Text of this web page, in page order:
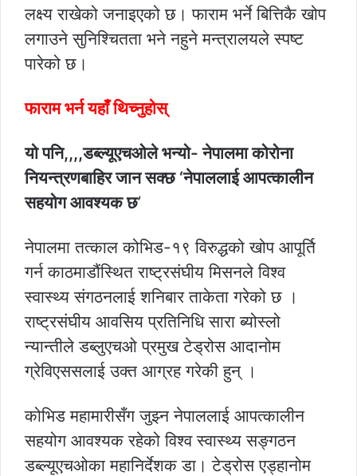
लक्ष्य राखेको जनाइएको छ। फाराम भर्ने बित्तिकै खोप
लगाउने सुनिश्चितता भने नहुने मन्त्रालयले स्पष्ट
पारेको छ।
फाराम भर्न यहाँ थिच्‍नुहोस्
यो पनि,,,,डब्ल्यूएचओले भन्यो- नेपालमा कोरोना
नियन्त्रणबाहिर जान सक्छ ‘नेपाललाई आपत्कालीन
सहयोग आवश्यक छ’
नेपालमा तत्काल कोभिड-१९ विरुद्धको खोप आपूर्ति
गर्न काठमाडौंस्थित राष्ट्रसंघीय मिसनले विश्व
स्वास्थ्य संगठनलाई शनिबार ताकेता गरेको छ ।
राष्ट्रसंघीय आवसिय प्रतिनिधि सारा ब्योस्लो
न्यान्तीले डब्लुएचओ प्रमुख टेड्रोस आदानोम
ग्रेविएससलाई उक्त आग्रह गरेकी हुन् ।
कोभिड महामारीसँग जुझ्न नेपाललाई आपत्कालीन
सहयोग आवश्यक रहेको विश्व स्वास्थ्य सङ्गठन
डब्ल्यूएचओका महानिर्देशक डा। टेड्रोस एड्हानोम